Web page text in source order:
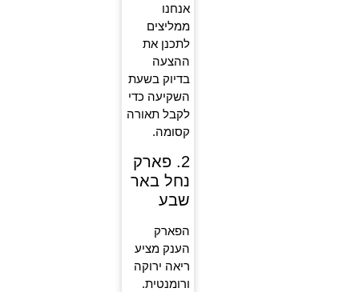
אנחנו
ממליצים
לתכנן את
ההצעה
בדיוק בשעת
השקיעה כדי
לקבל תאורה
קסומה.
2. פארק
נחל באר
שבע
הפארק
הענק מציע
ריאה ירוקה
ורומנטית.